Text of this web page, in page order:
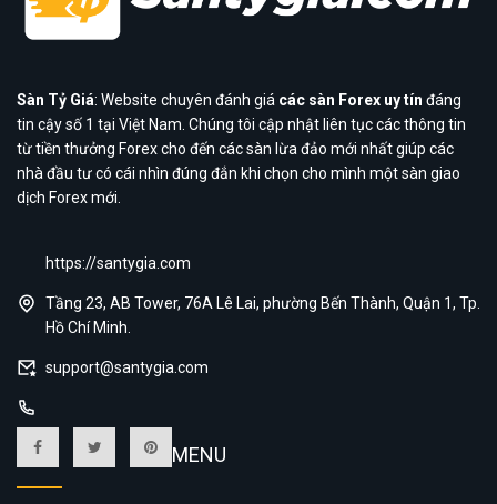
Sàn Tỷ Giá: Website chuyên đánh giá các sàn Forex uy tín đáng
tin cậy số 1 tại Việt Nam. Chúng tôi cập nhật liên tục các thông tin
từ tiền thưởng Forex cho đến các sàn lừa đảo mới nhất giúp các
nhà đầu tư có cái nhìn đúng đắn khi chọn cho mình một sàn giao
dịch Forex mới.
https://santygia.com
Tầng 23, AB Tower, 76A Lê Lai, phường Bến Thành, Quận 1, Tp.
Hồ Chí Minh.
support@santygia.com
MENU